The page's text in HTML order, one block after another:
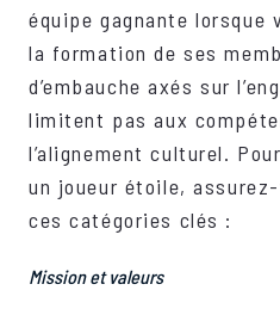
équipe gagnante lorsque
la formation de ses
d’embauche axés sur
limitent pas aux
l’alignement culturel.
un joueur étoile,
ces catégories clés :
Mission et valeurs